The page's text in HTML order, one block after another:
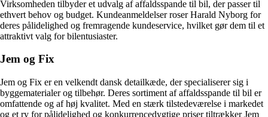
Virksomheden tilbyder et udvalg af affaldsspande til bil, der passer til
ethvert behov og budget. Kundeanmeldelser roser Harald Nyborg for
deres pålidelighed og fremragende kundeservice, hvilket gør dem til et
attraktivt valg for bilentusiaster.
Jem og Fix
Jem og Fix er en velkendt dansk detailkæde, der specialiserer sig i
byggematerialer og tilbehør. Deres sortiment af affaldsspande til bil er
omfattende og af høj kvalitet. Med en stærk tilstedeværelse i markedet
og et ry for pålidelighed og konkurrencedygtige priser tiltrækker Jem